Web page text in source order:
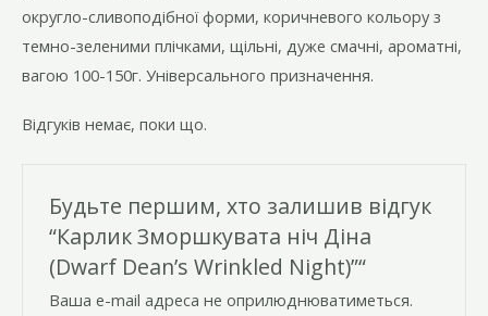
округло-сливоподібної форми, коричневого кольору з
темно-зеленими плічками, щільні, дуже смачні, ароматні,
вагою 100-150г. Універсального призначення.
Відгуків немає, поки що.
Будьте першим, хто залишив відгук
“Карлик Зморшкувата ніч Діна
(Dwarf Dean’s Wrinkled Night)”“
Ваша e-mail адреса не оприлюднюватиметься.